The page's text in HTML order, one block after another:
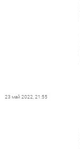
23 май 2022, 21:55